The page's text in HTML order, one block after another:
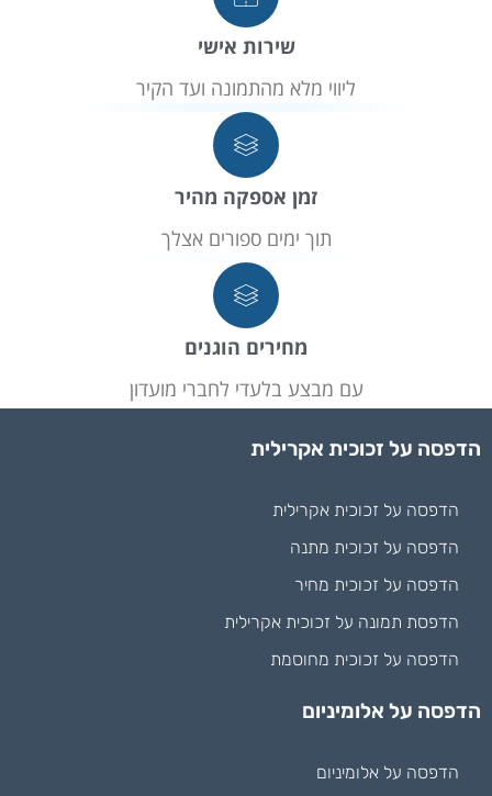
שירות אישי
ליווי מלא מהתמונה ועד הקיר
זמן אספקה מהיר
תוך ימים ספורים אצלך
מחירים הוגנים
עם מבצע בלעדי לחברי מועדון
הדפסה על זכוכית אקרילית
הדפסה על זכוכית אקרילית
הדפסה על זכוכית מתנה
הדפסה על זכוכית מחיר
הדפסת תמונה על זכוכית אקרילית
הדפסה על זכוכית מחוסמת
הדפסה על אלומיניום
הדפסה על אלומיניום